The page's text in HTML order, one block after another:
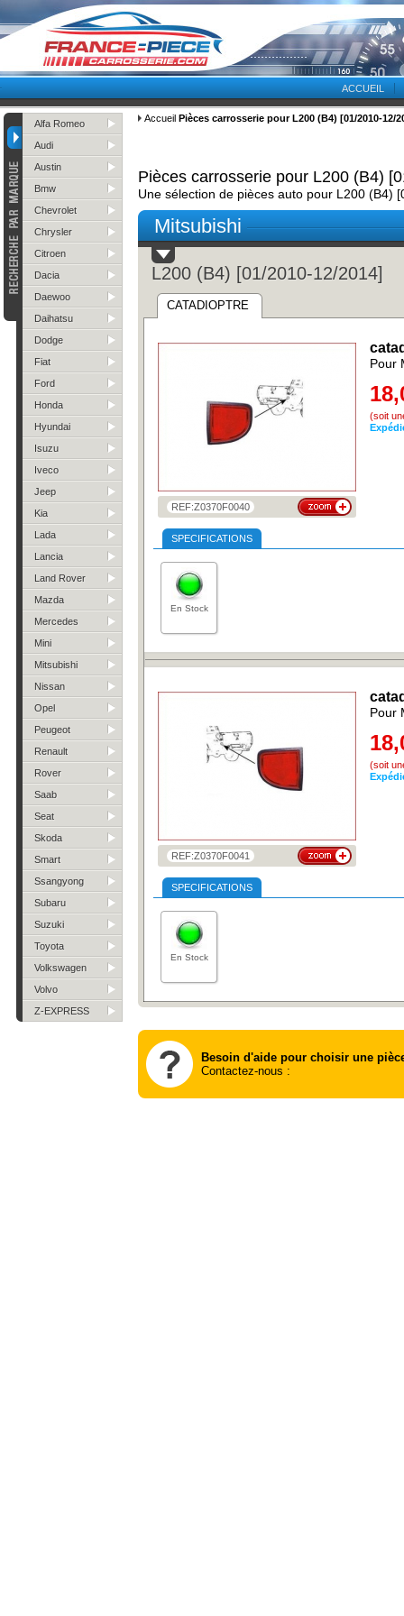
ACCUEIL
Alfa Romeo
Audi
Austin
Bmw
Chevrolet
Chrysler
Citroen
Dacia
Daewoo
Daihatsu
Dodge
Fiat
Ford
Honda
Hyundai
Isuzu
Iveco
Jeep
Kia
Lada
Lancia
Land Rover
Mazda
Mercedes
Mini
Mitsubishi
Nissan
Opel
Peugeot
Renault
Rover
Saab
Seat
Skoda
Smart
Ssangyong
Subaru
Suzuki
Toyota
Volkswagen
Volvo
Z-EXPRESS
Accueil Pièces carrosserie pour L200 (B4) [01/2010-12/
Pièces carrosserie pour L200 (B4)
Une sélection de pièces auto pour L200 (B4)
Mitsubishi
L200 (B4) [01/2010-12/2014]
CATADIOPTRE
REF:Z0370F0040
Pour
(soit
SPECIFICATIONS
En Stock
REF:Z0370F0041
Pour
(soit
SPECIFICATIONS
En Stock
Besoin d'aide pour choisir une
Contactez-nous :